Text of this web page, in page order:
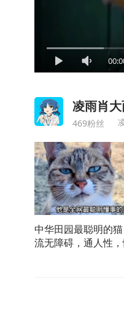
凌雨肖
469粉丝
中华田园最聪明的
流无障碍，通人性